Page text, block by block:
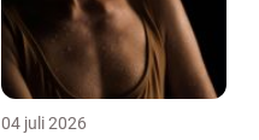
04 juli 2026